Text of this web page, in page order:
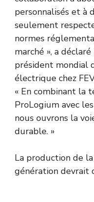
personnalisés et à
seulement
normes
marché », a
président mondial
électrique chez
« En combinant la
ProLogium avec
nous ouvrons la
durable. »
La production de
génération devrait